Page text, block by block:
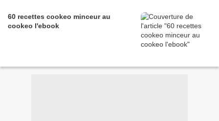
60 recettes cookeo minceur au
cookeo l'ebook